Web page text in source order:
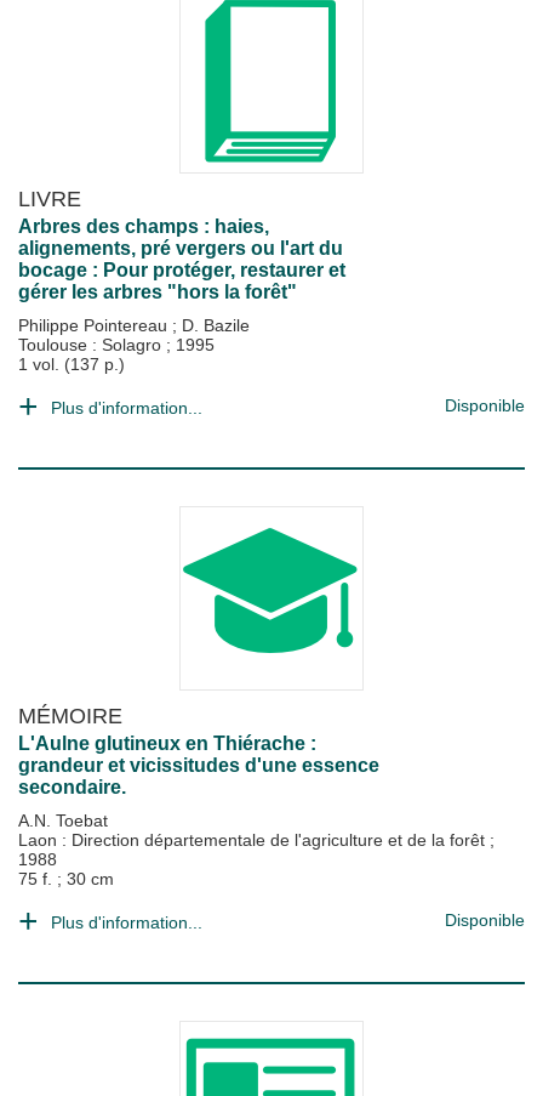
LIVRE
Arbres des champs : haies,
alignements, pré vergers ou l'art du
bocage : Pour protéger, restaurer et
gérer les arbres "hors la forêt"
Philippe Pointereau ; D. Bazile
Toulouse : Solagro ; 1995
1 vol. (137 p.)
Plus d'information... Disponible
MÉMOIRE
L'Aulne glutineux en Thiérache :
grandeur et vicissitudes d'une essence
secondaire.
A.N. Toebat
Laon : Direction départementale de l'agriculture et de la forêt ;
1988
75 f. ; 30 cm
Plus d'information... Disponible